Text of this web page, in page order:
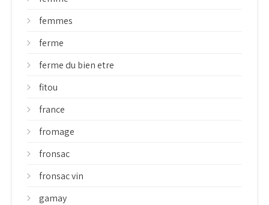
femmes
ferme
ferme du bien etre
fitou
france
fromage
fronsac
fronsac vin
gamay